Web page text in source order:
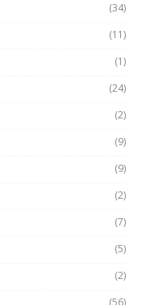
(34)
(11)
(1)
(24)
(2)
(9)
(9)
(2)
(7)
(5)
(2)